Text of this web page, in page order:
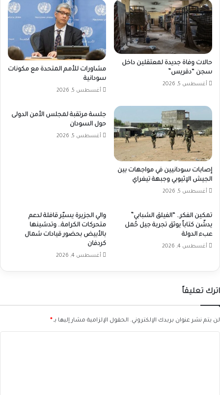
حالات وفاة جديدة لمعتقلين داخل
سجن “دقريس”
أغسطس 5, 2026
مشاورات للأمم المتحدة مع مكونات
سودانية
أغسطس 5, 2026
إصابات سودانيين في مواجهات بين
الجيش الإثيوبي وجبهة تيغراي
أغسطس 5, 2026
جلسة مرتقبة لمجلس الأمن الدولى
حول السودان
أغسطس 5, 2026
تمكين الفكر.. “الفيلق الشبابي”
يدشّن كتاباً يوثق تجربة جيل حُمل
عبء الدولة
أغسطس 4, 2026
والي الجزيرة يسيّر قافلة لدعم
متحركات الكرامة.. وتدشينها
بالأبيض بحضور قيادات شمال
كردفان
أغسطس 4, 2026
اترك تعليقاً
لن يتم نشر عنوان بريدك الإلكتروني. الحقول الإلزامية مشار إليها بـ*